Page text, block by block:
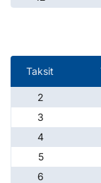
Taksit
2
3
4
5
6